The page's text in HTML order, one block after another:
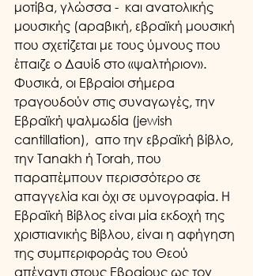
μοτίβα, γλώσσα -  και ανατολικής
μουσικής (αραβική, εβραϊκή μουσική
που σχετίζεται με τους ύμνους που
έπαιζε ο Δαυίδ στο «ψαλτήριον».
Φυσικά, οι Εβραίοι σήμερα
τραγουδούν στις συναγωγές, την
Εβραϊκή ψαλμωδία (jewish
cantillation),  απο την εβραϊκή βίβλο,
την Tanakh ή Torah, που
παραπέμπουν περισσότερο σε
απαγγελία και όχι σε υμνογραφία. Η
Εβραϊκή Βίβλος είναι μία εκδοχή της
χριστιανικής Βίβλου, είναι η αφήγηση
της συμπεριφοράς του Θεού
απέναντι στους Εβραίους ως τον